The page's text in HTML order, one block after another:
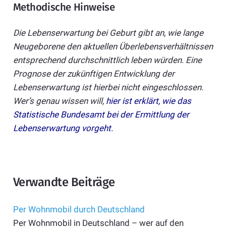
Methodische Hinweise
Die Lebenserwartung bei Geburt gibt an, wie lange
Neugeborene den aktuellen Überlebensverhältnissen
entsprechend durchschnittlich leben würden. Eine
Prognose der zukünftigen Entwicklung der
Lebenserwartung ist hierbei nicht eingeschlossen.
Wer’s genau wissen will, hier ist erklärt, wie das
Statistische Bundesamt bei der Ermittlung der
Lebenserwartung vorgeht.
Verwandte Beiträge
Per Wohnmobil durch Deutschland
Per Wohnmobil in Deutschland – wer auf den